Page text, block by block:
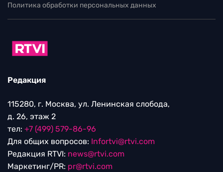
Политика обработки персональных данных
Редакция
115280, г. Москва, ул. Ленинская слобода,
д. 26, этаж 2
тел: +7 (499) 579-86-96
Для общих вопросов: Infortvi@rtvi.com
Редакция RTVI: news@rtvi.com
Маркетинг/PR: pr@rtvi.com